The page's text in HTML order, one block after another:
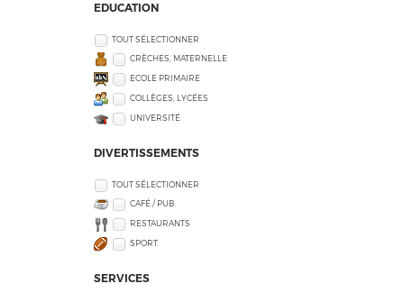
EDUCATION
TOUT SÉLECTIONNER
CRÈCHES, MATERNELLE
ECOLE PRIMAIRE
COLLÈGES, LYCÉES
UNIVERSITÉ
DIVERTISSEMENTS
TOUT SÉLECTIONNER
CAFÉ / PUB
RESTAURANTS
SPORT
SERVICES